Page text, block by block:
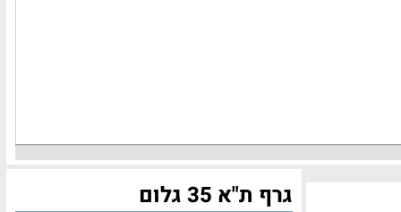
גרף ת"א 35 גלום